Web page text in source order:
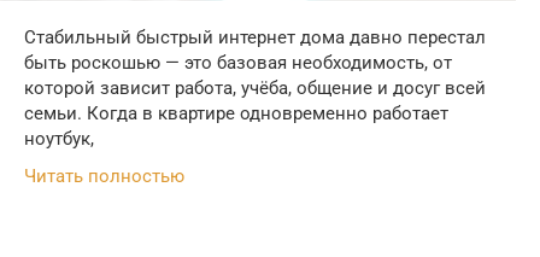
Стабильный быстрый интернет дома давно перестал
быть роскошью — это базовая необходимость, от
которой зависит работа, учёба, общение и досуг всей
семьи. Когда в квартире одновременно работает
ноутбук,
Читать полностью